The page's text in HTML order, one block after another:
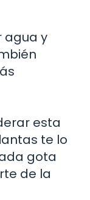
agua y
esta
te lo
gota
de la